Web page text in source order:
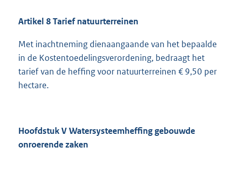
Artikel 8 Tarief natuurterreinen
Met inachtneming dienaangaande van het bepaalde
in de Kostentoedelingsverordening, bedraagt het
tarief van de heffing voor natuurterreinen € 9,50 per
hectare.
Hoofdstuk V Watersysteemheffing gebouwde
onroerende zaken